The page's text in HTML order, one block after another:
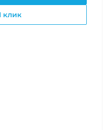
клик